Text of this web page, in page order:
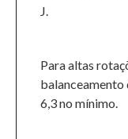
J.
Para altas
balanceamento
6,3 no mínimo.